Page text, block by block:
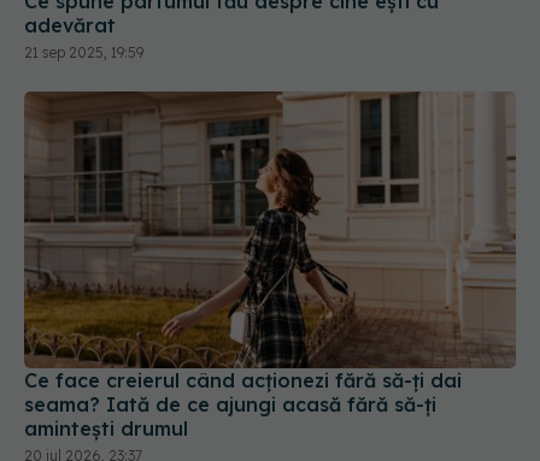
adevărat
21 sep 2025, 19:59
Ce face creierul când acționezi fără să-ți dai
seama? Iată de ce ajungi acasă fără să-ți
amintești drumul
20 iul 2026, 23:37